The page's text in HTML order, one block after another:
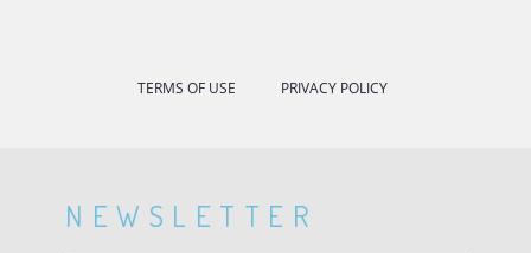
TERMS OF USE PRIVACY POLICY
NEWSLETTER